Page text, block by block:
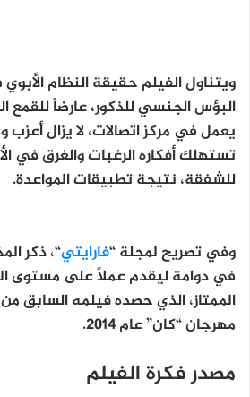
ويتناول الفيلم حقيقة النظام
البؤس الجنسي للذكور، عارضاً
يعمل في مركز اتصالات، لا يزال
تستهلك أفكاره الرغبات والغرق في
للشفقة، نتيجة تطبيقات المواعدة.
وفي تصريح لمجلة “فارايتي“، ذكر
في دوامة ليقدم عملاً على مستوى
الممتاز، الذي حصده فيلمه السابق
مهرجان “كان” عام 2014.
مصدر فكرة الفيلم